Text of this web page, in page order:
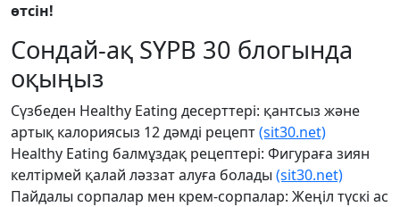
өтсін!
Сондай-ақ SYPB 30 блогында
оқыңыз
Сүзбеден Healthy Eating десерттері: қантсыз және
артық калориясыз 12 дәмді рецепт(sit30.net)
Healthy Eating балмұздақ рецептері: Фигураға зиян
келтірмей қалай ләззат алуға болады (sit30.net)
Пайдалы сорпалар мен крем-сорпалар: Жеңіл түскі ас